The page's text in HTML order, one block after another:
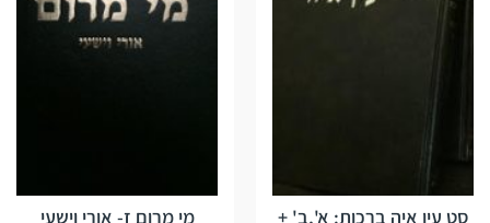
סט עין איה ברכות: א',ב' +
מי מרום ז- אורי וישעי